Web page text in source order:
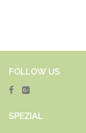
FOLLOW US
SPEZIAL